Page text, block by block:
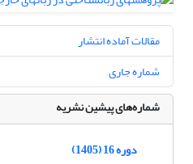
مقالات آماده انتشار
شماره جاری
شماره‌های پیشین نشریه
دوره 16 (1405)